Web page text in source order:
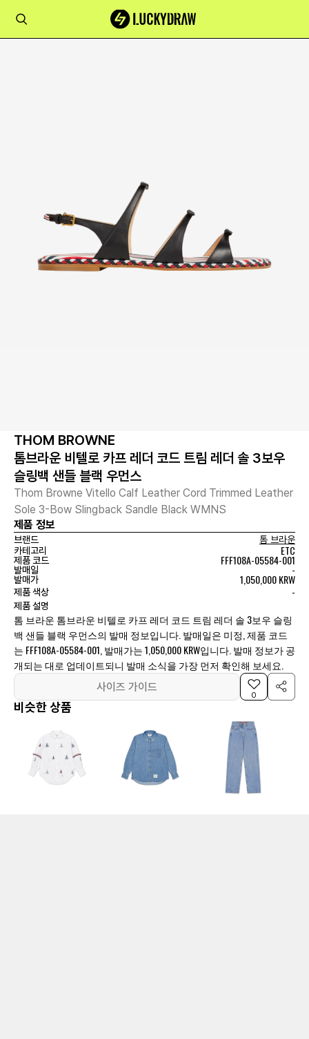
THOM BROWNE
톰브라운 비텔로 카프 레더 코드 트림 레더 솔 3보우
슬링백 샌들 블랙 우먼스
Thom Browne Vitello Calf Leather Cord Trimmed Leather
Sole 3-Bow Slingback Sandle Black WMNS
제품 정보
브랜드
톰 브라운
카테고리
ETC
제품 코드 FFF108A-05584-001
발매일 -
발매가 1,050,000 KRW
제품 색상 -
제품 설명
톰 브라운 톰브라운 비텔로 카프 레더 코드 트림 레더 솔 3보우 슬링
백 샌들 블랙 우먼스의 발매 정보입니다. 발매일은 미정, 제품 코드
는 FFF108A-05584-001, 발매가는 1,050,000 KRW입니다. 발매 정보가 공
개되는 대로 업데이트되니 발매 소식을 가장 먼저 확인해 보세요.
사이즈 가이드
0
비슷한 상품